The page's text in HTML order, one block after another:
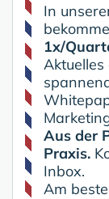
In
1x/
Aktuelles
Aus der
Praxis.
Inbox.
Am